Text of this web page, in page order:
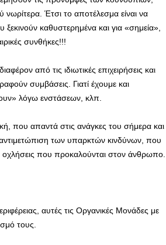
Έτσι το αποτέλεσμα είναι να
καθυστερημένα και για «σημεία»,
συνθήκες!!!
από τις ιδιωτικές επιχειρήσεις και
συμβάσεις. Γιατί έχουμε και
λόγω ενστάσεων, κλπ.
που απαντά στις ανάγκες του σήμερα και
των υπαρκτών κινδύνων, που
οχλήσεις που προκαλούνται στον άνθρωπο.
αυτές τις Οργανικές Μονάδες με
τους.